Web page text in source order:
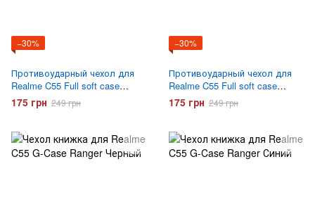
−30%
Противоударный чехол для
Realme C55 Full soft case
Серый
175 грн 249 грн
−30%
Противоударный чехол для
Realme C55 Full soft case
Сиреневый
175 грн 249 грн